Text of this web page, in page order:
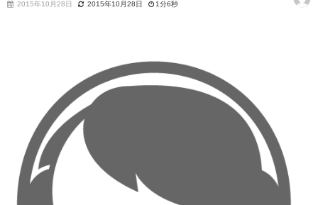
2015年10月28日 2015年10月28日 1分6秒